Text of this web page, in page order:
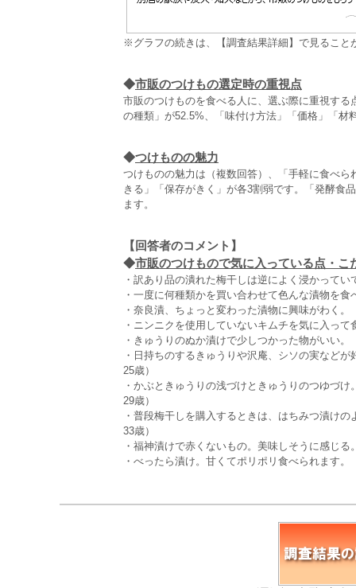
※グラフの続きは、【調査結果詳細】で見ること
◆市販のつけもの選定時の重視点
市販のつけものを食べる人に、選ぶ際に重視す
の種類」が52.5%、「味付け方法」「価格」「材
◆つけものの魅力
つけものの魅力は（複数回答）、「手軽に食べ
きる」「保存がきく」が各3割弱です。「発酵食
ます。
【回答者のコメント】
◆市販のつけもので気に入っている点・こ
・訳あり品の潰れた梅干しは逆によく浸かって
・一度に何種類かを買い合わせて色んな漬物を
・奈良漬、ちょっと変わった漬物に興味がわく。
・ニンニクを使用していないキムチを気に入っ
・きゅうりのぬか漬けで少しつかった物がいい。
・日持ちのするきゅうりや沢庵、シソの実など
25歳）
・かぶときゅうりの浅づけときゅうりのつゆづ
29歳）
・普段梅干しを購入するときは、はちみつ漬け
33歳）
・福神漬けで赤くないもの。美味しそうに感じる
・べったら漬け。甘くてポリポリ食べられます。